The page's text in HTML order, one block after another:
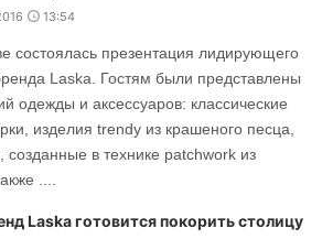
13:54
состоялась презентация лидирующего
Laska. Гостям были представлены
одежды и аксессуаров: классические
изделия trendy из крашеного песца,
в технике patchwork из
....